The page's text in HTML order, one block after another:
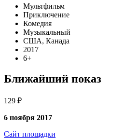
Мультфильм
Приключение
Комедия
Музыкальный
США, Канада
2017
6+
Ближайший показ
129 ₽
6 ноября 2017
Сайт площадки